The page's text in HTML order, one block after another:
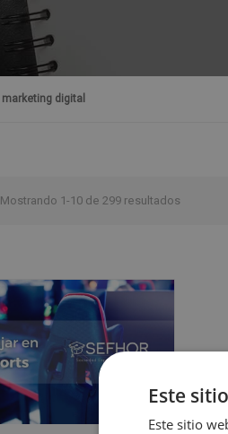
marketing digital
Mostrando 1-10 de 299 resultados
Este
Este sitio